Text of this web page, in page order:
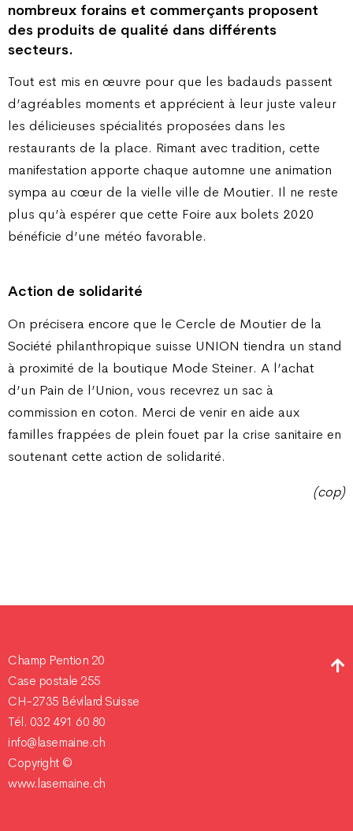
nombreux forains et commerçants proposent
des produits de qualité dans différents
secteurs.
Tout est mis en œuvre pour que les badauds passent
d’agréables moments et apprécient à leur juste valeur
les délicieuses spécialités proposées dans les
restaurants de la place. Rimant avec tradition, cette
manifestation apporte chaque automne une animation
sympa au cœur de la vielle ville de Moutier. Il ne reste
plus qu’à espérer que cette Foire aux bolets 2020
bénéficie d’une météo favorable.
Action de solidarité
On précisera encore que le Cercle de Moutier de la
Société philanthropique suisse UNION tiendra un stand
à proximité de la boutique Mode Steiner. A l’achat
d’un Pain de l’Union, vous recevrez un sac à
commission en coton. Merci de venir en aide aux
familles frappées de plein fouet par la crise sanitaire en
soutenant cette action de solidarité.
(cop)
Champ Pention 20
Case postale 255
CH-2735 Bévilard Suisse
Tél. 032 491 60 80
info@lasemaine.ch
Copyright ©
www.lasemaine.ch